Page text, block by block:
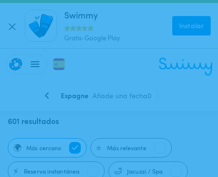
Swimmy
Gratis-Google Play
Instalar
Espagne Añade una fecha0
601 resultados
🌍 Más cercano ⭐ Más relevante
⚡ Reserva instantánea 🛁 Jacuzzi / Spa